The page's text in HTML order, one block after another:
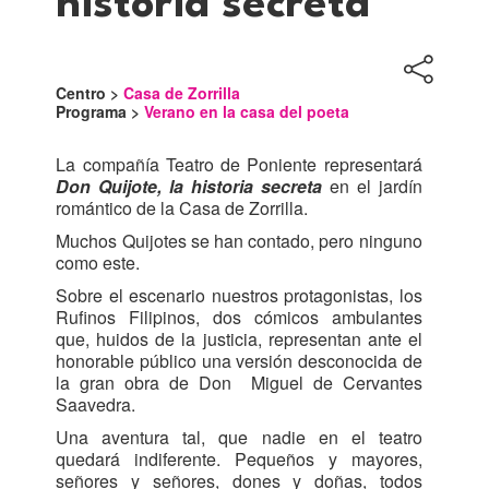
Centro >Casa de Zorrilla
Programa >Verano en la casa del poeta
La compañía Teatro de Poniente representará
Don Quijote, la historia secretaen el jardín
romántico de la Casa de Zorrilla.
Muchos Quijotes se han contado, pero ninguno
como este.
Sobre el escenario nuestros protagonistas, los
Rufinos Filipinos, dos cómicos ambulantes
que, huidos de la justicia, representan ante el
honorable público una versión desconocida de
la gran obra de Don Miguel de Cervantes
Saavedra.
Una aventura tal, que nadie en el teatro
quedará indiferente. Pequeños y mayores,
señores y señores, dones y doñas, todos